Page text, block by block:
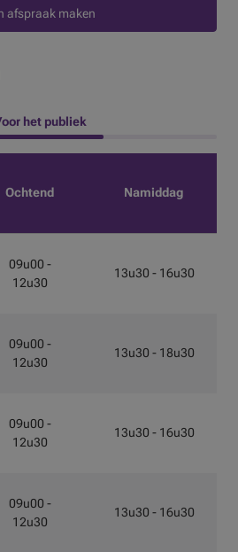
afspraak maken
het publiek
Ochtend Namiddag
09u00 -
12u30
13u30 - 16u30
09u00 -
12u30
13u30 - 18u30
09u00 -
12u30
13u30 - 16u30
09u00 -
12u30
13u30 - 16u30